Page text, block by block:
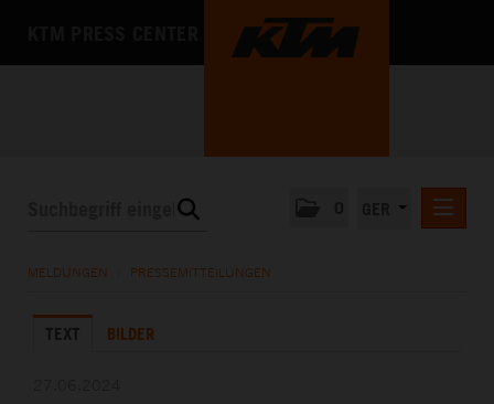
MEDIA
MELDUNGEN PRESSEMITTEILUNGEN
TEXT BILDER